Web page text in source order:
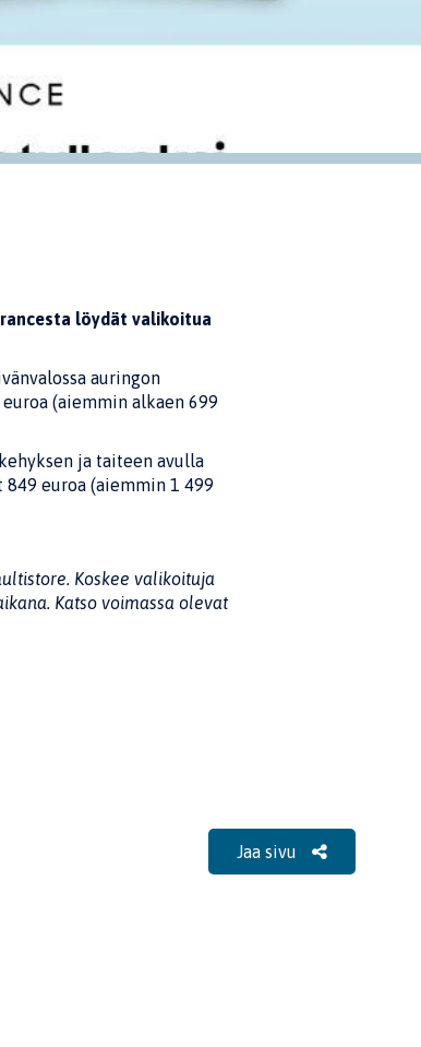
löydät valikoitua
auringon
(aiemmin alkaen 699
ja taiteen avulla
euroa (aiemmin 1 499
Koskee valikoituja
Katso voimassa olevat
Jaa sivu